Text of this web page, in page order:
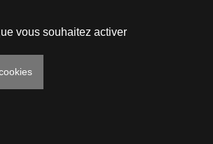
vous souhaitez activer